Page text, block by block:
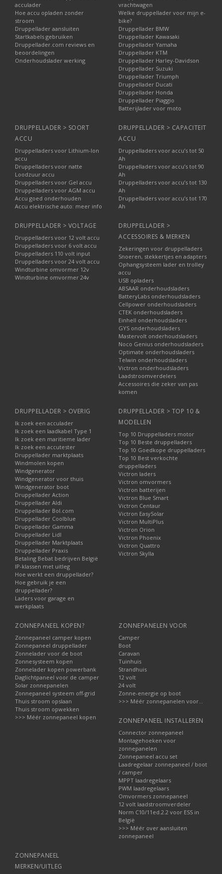
acculader
Hoe accu opladen zonder
stroom
Druppellader aansluiten
Startkabels gebruiken
Druppellader.com reviews en
beoordelingen
Onderhoudslader werking
vrachtwagen
Welke druppellader voor mijn e-
bike?
Druppellader BMW
Druppellader Kawasaki
Druppellader Yamaha
Druppellader KTM
Druppellader Harley-Davidson
Druppellader Suzuki
Druppellader Triumph
Druppellader Ducati
Druppellader Honda
Druppellader Piaggio
Batterijlader voor moto
DRUPPELLADER > SOORT
ACCU
Druppelladers voor Lithium-Ion
accu
Druppelladers voor natte
Loodzuur accu
Druppelladers voor Gel accu
Druppelladers voor AGM accu
Accu goed onderhouden
Accu elektrische auto: meer info
DRUPPELLADER > CAPACITEIT
ACCU
Druppelladers voor accu’s tot 50
Ah
Druppelladers voor accu’s tot 90
Ah
Druppelladers voor accu’s tot 130
Ah
Druppelladers voor accu’s tot 170
Ah
DRUPPELLADER > VOLTAGE
Druppelladers voor 12 volt accu
Druppelladers voor 6 volt accu
Druppelladers 110 volt input
Druppelladers voor 24 volt accu
Windturbine omvormer 12v
Windturbine omvormer 24v
DRUPPELLADER >
ACCESSOIRES & MERKEN
Zekeringen voor druppelladers
Snoeren, stekkertjes en adapters
Ophangsysteem lader en trolley
accu
USB opladers
ABSAAR onderhoudsladers
BatteryLabs onderhoudsladers
Cellpower onderhoudsladers
CTEK onderhoudsladers
Einhell onderhoudsladers
GYS onderhoudsladers
Mastervolt onderhoudsladers
Noco Genius onderhoudsladers
Optimate onderhoudsladers
Telwin onderhoudsladers
Victron onderhoudsladers
Laadstroomverdelers
Accessoires die zeker van pas
komen
DRUPPELLADER > OVERIG
Ik zoek een acculader
Ik zoek een laadkabel Type 1
Ik zoek een maritieme lader
Ik zoek een accutester
Druppellader marktplaats
Windmolen kopen
Windgenerator
Windgenerator voor thuis
Windgenerator boot
Druppellader Action
Druppellader Aldi
Druppellader Bol.com
Druppellader Coolblue
Druppellader Gamma
Druppellader Lidl
Druppellader Marktplaats
Druppellader Praxis
Betaling Bebat bedrijven België
IP-klassen met uitleg
Hoe werkt een druppellader?
Hoe gebruik je een
druppellader?
Laders voor garage en
werkplaats
DRUPPELLADER > TOP 10 &
MODELLEN
Top 10 Druppelladers motor
Top 10 Beste druppelladers
Top 10 Goedkope druppelladers
Top 10 Best verkochte
druppelladers
Victron laders
Victron omvormers
Victron batterijen
Victron Blue Smart
Victron Centaur
Victron EasySolar
Victron MultiPlus
Victron Orion
Victron Phoenix
Victron Quattro
Victron Skylla
ZONNEPANEEL KOPEN?
Zonnepaneel camper kopen
Zonnepaneel druppellader
Zonnelader voor de boot
Zonnesysteem kopen
Zonnelader kopen powerbank
Daglichtpaneel voor de camper
Solar zonnepanelen
Zonnepaneel systeem off-grid
Thuis stroom opslaan
Thuis stroom opwekken
>>> Méér zonnepaneel kopen
ZONNEPANELEN VOOR
Camper
Boot
Caravan
Tuinhuis
Strandhuis
12 volt
24 volt
Zonne-energie op boot
>>> Méér zonnepanelen voor...
ZONNEPANEEL INSTALLEREN
Connector zonnepaneel
Montagehoeken voor
zonnepanelen
Zonnepaneel accu set
Laadregelaar zonnepaneel / boot
/ camper
MPPT laadregelaars
PWM laadregelaars
Omvormers zonnepaneel
12 volt laadstroomverdeler
Norm C10/11ed.2.2 voor ESS in
België
>>> Méér over aansluiten
zonnepaneel
ZONNEPANEEL
MERKEN/UITLEG